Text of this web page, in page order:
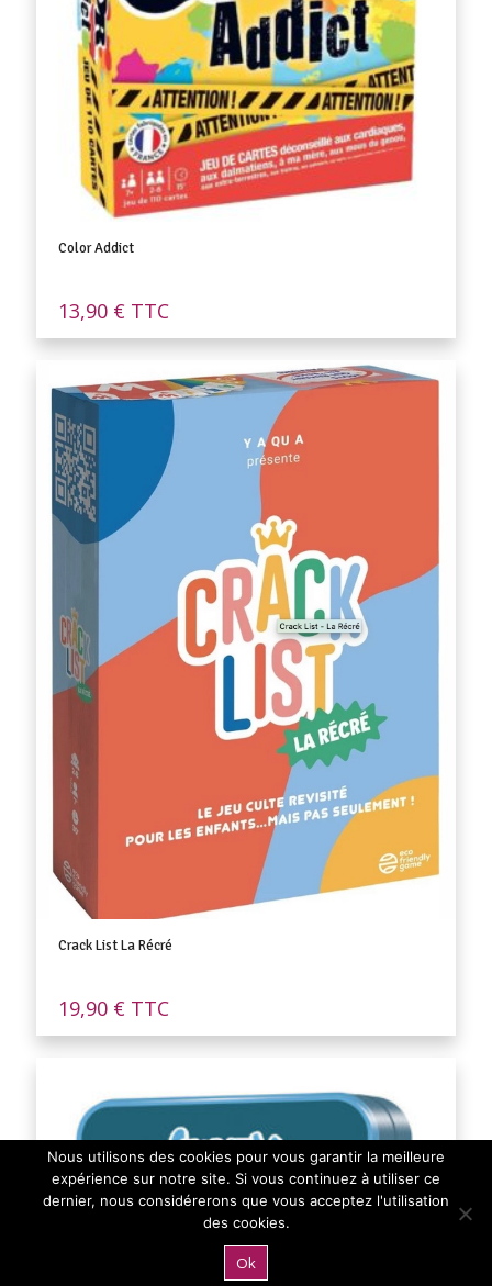
Color Addict
13,90 € TTC
Crack List La Récré
19,90 € TTC
Nous utilisons des cookies pour vous garantir la meilleure
expérience sur notre site. Si vous continuez à utiliser ce
dernier, nous considérerons que vous acceptez l'utilisation
des cookies.
Ok